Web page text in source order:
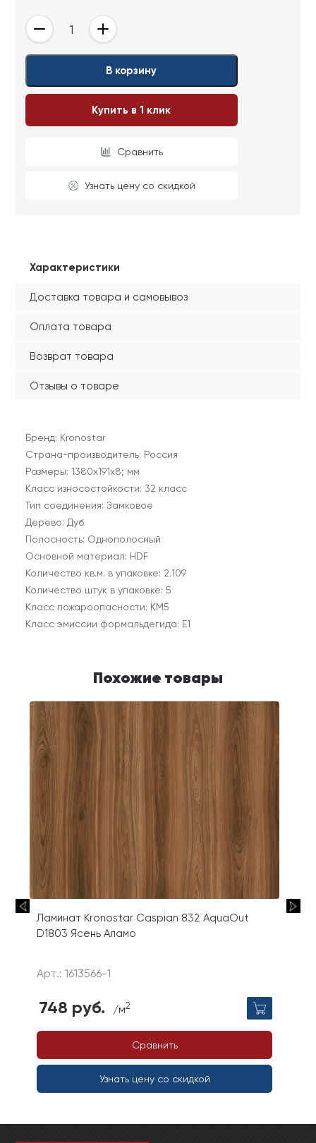
- +
В корзину
Купить в 1 клик
Сравнить
Узнать цену со скидкой
Характеристики
Доставка товара и самовывоз
Оплата товара
Возврат товара
Отзывы о товаре
Бренд: Kronostar
Страна-производитель: Россия
Размеры: 1380х191х8; мм
Класс износостойкости: 32 класс
Тип соединения: Замковое
Дерево: Дуб
Полосность: Однополосный
Основной материал: HDF
Количество кв.м. в упаковке: 2.109
Количество штук в упаковке: 5
Класс пожароопасности: КМ5
Класс эмиссии формальдегида: E1
Похожие товары
Ламинат Kronostar Caspian 832 AquaOut
D1803 Ясень Аламо
Арт.: 1613566-1
748 руб. /м2
Сравнить
Узнать цену со скидкой